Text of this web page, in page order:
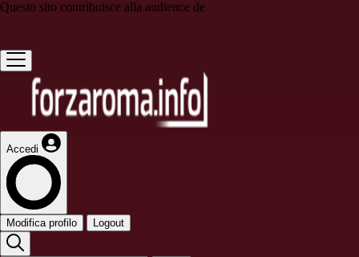
Questo sito contribuisce alla audience de
Accedi
Modifica profilo Logout